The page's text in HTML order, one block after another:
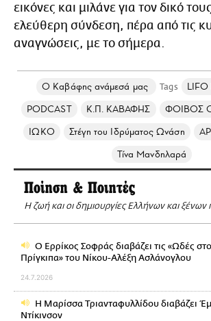
εικόνες και μιλάνε για τον δικό
ελεύθερη σύνδεση, πέρα από τις
αναγνώσεις, με το σήμερα.
Ο Καβάφης ανάμεσά μας
LIFO
PODCAST
Κ.Π. ΚΑΒΑΦΗΣ
ΦΟΙΒΟΣ
ΙΩΚΟ
Στέγη του Ιδρύματος Ωνάση
Τίνα Μανδηλαρά
Ποίηση & Ποιητές
Η ζωή και οι δημιουργίες Ελλήνων και ξένων
Ο Ερρίκος Σοφράς διαβάζει τις «Ωδές
Πρίγκιπα» του Νίκoυ-Αλέξη Ασλάνογλου
24.7.2026
Η Μαρίσσα Τριανταφυλλίδου διαβάζει
Ντίκινσον